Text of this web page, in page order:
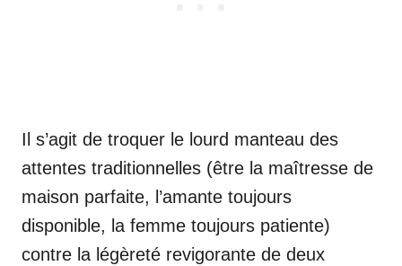
Il s’agit de troquer le lourd manteau des
attentes traditionnelles (être la maîtresse de
maison parfaite, l’amante toujours
disponible, la femme toujours patiente)
contre la légèreté revigorante de deux